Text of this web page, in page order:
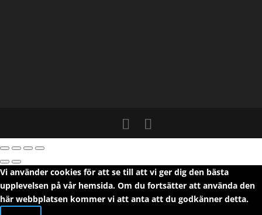
Vi använder cookies för att se till att vi ger dig den bästa
upplevelsen på vår hemsida. Om du fortsätter att använda den
här webbplatsen kommer vi att anta att du godkänner detta.